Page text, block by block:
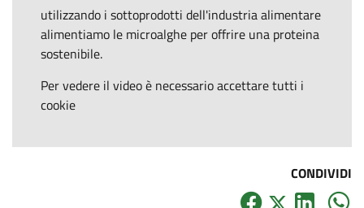
utilizzando i sottoprodotti dell'industria alimentare
alimentiamo le microalghe per offrire una proteina
sostenibile.
Per vedere il video è necessario accettare tutti i
cookie
CONDIVIDI